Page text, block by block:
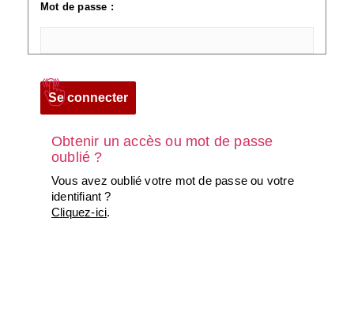
Mot de passe :
Obtenir un accès ou mot de passe
oublié ?
Vous avez oublié votre mot de passe ou votre
identifiant ?
Cliquez-ici.